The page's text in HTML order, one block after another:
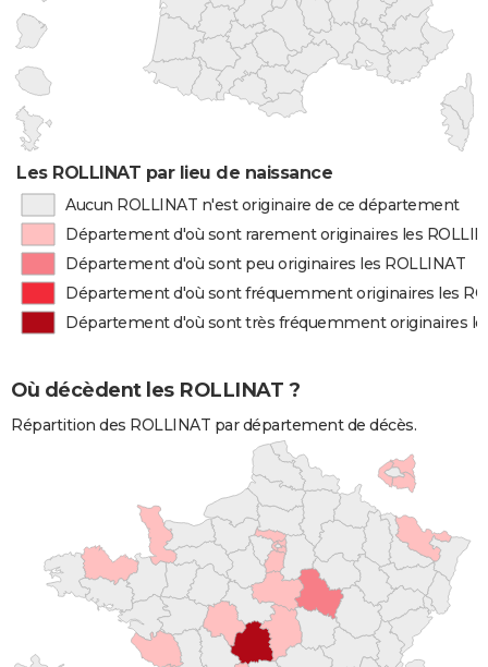
Les ROLLINAT par lieu de naissance
Aucun ROLLINAT n'est originaire de ce département
Département d'où sont rarement originaires les
Département d'où sont peu originaires les ROLLINAT
Département d'où sont fréquemment originaires les
Département d'où sont très fréquemment originaires
Où décèdent les ROLLINAT ?
Répartition des ROLLINAT par département de décès.